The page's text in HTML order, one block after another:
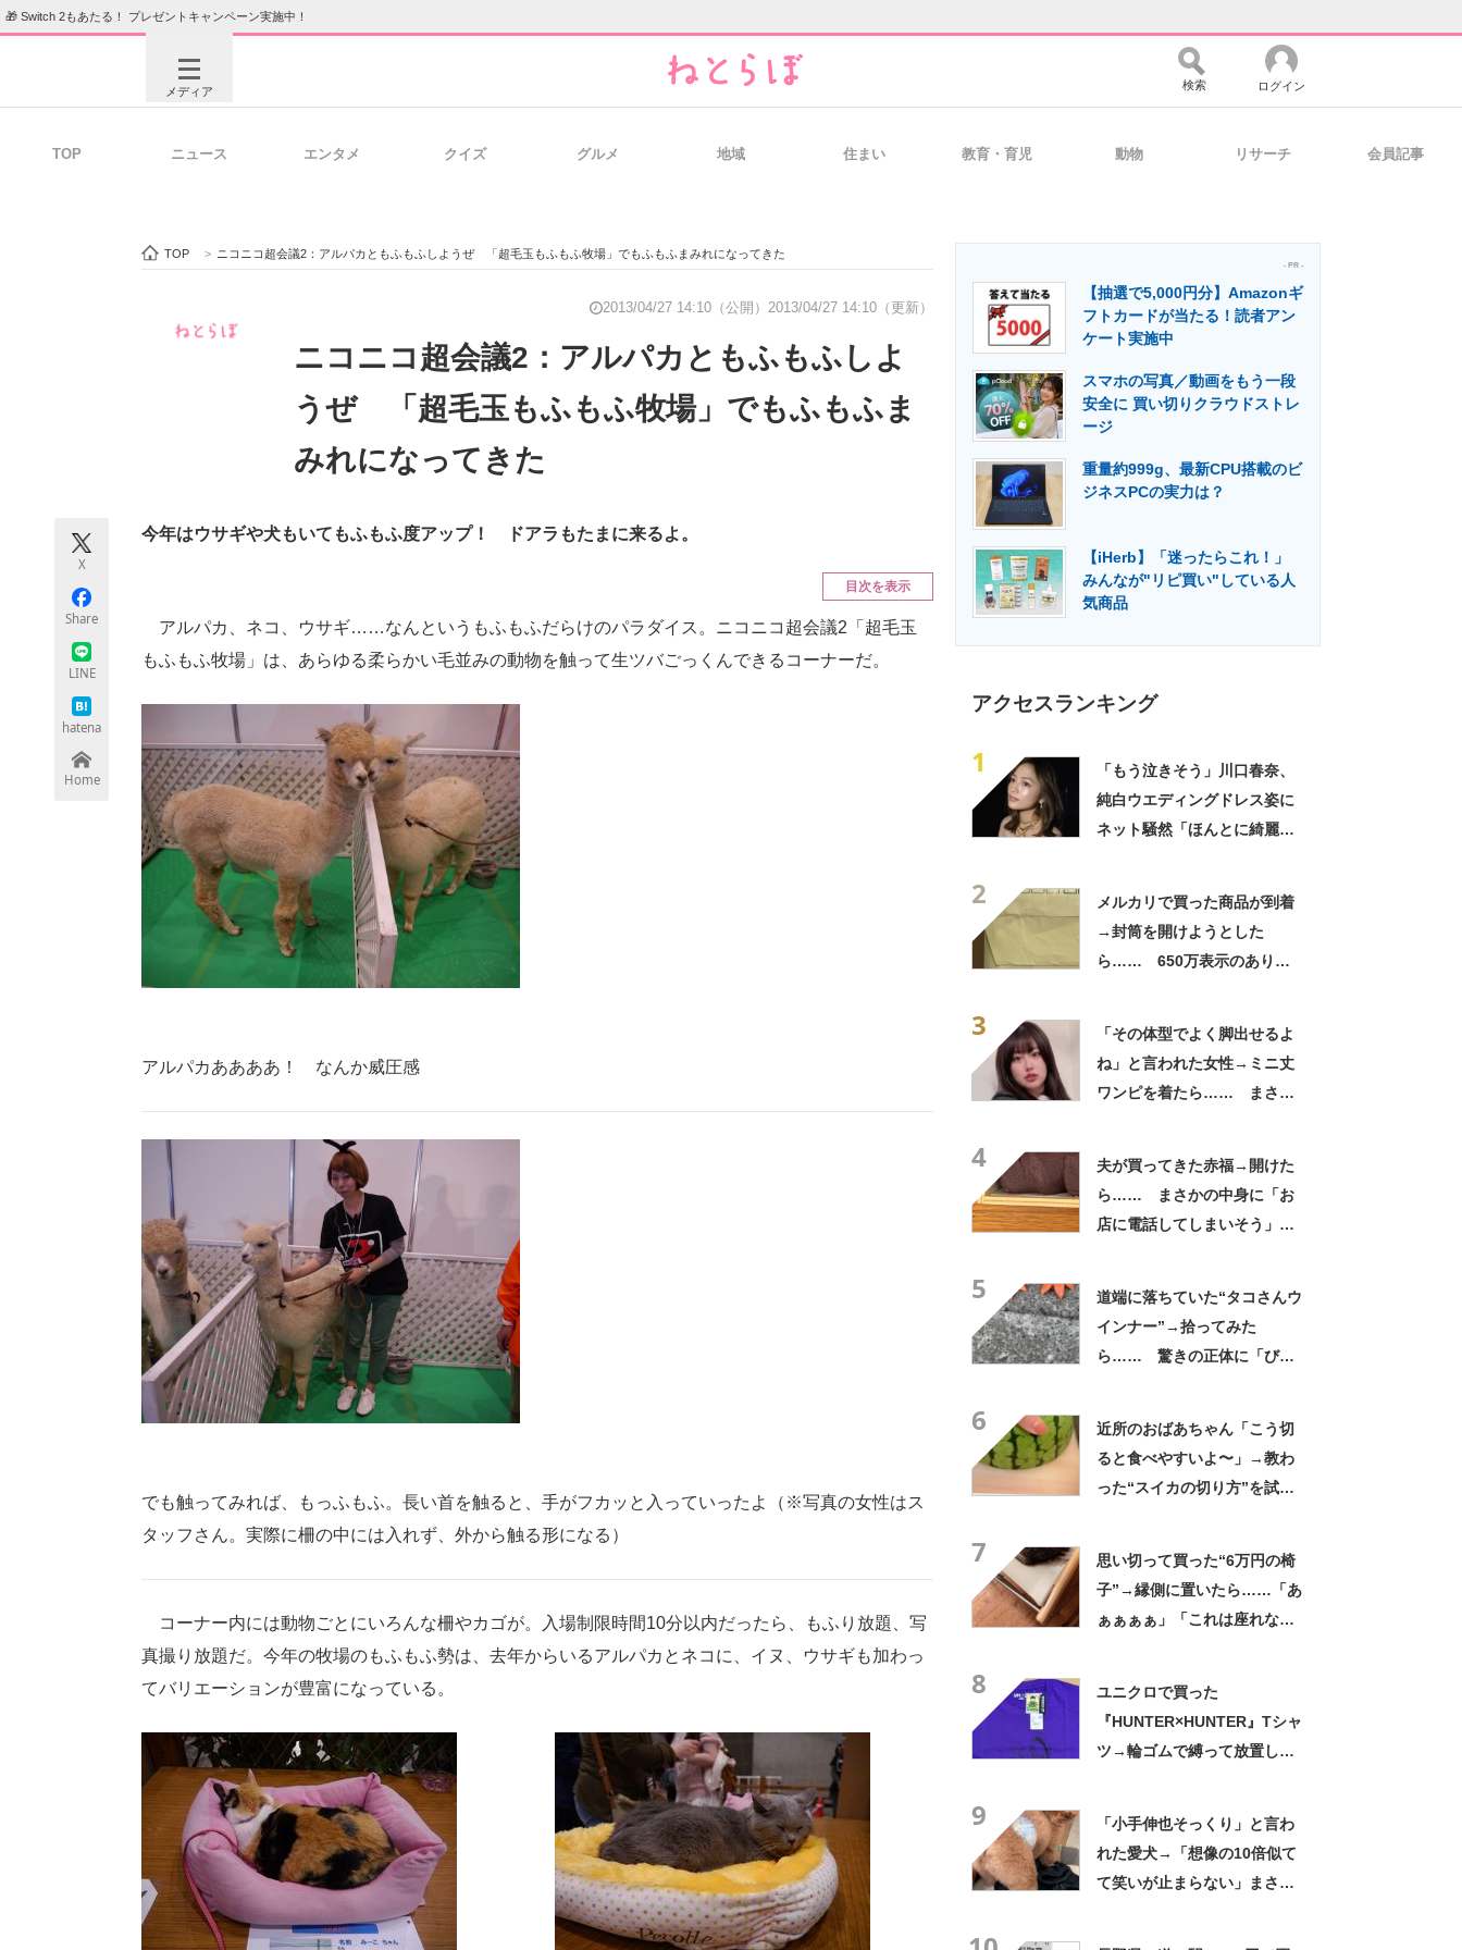
🎁 Switch 2もあたる！ プレゼントキャンペーン実施中！
メディア
経営リーダーのコミュニティ マーケ×ITの今がよく分かる
ITエンジニア向け専門サイト 企業向けIT製品の総合サイト IT製品の技術・比較・事例 製造業のIT導入・活用を支援
エネルギーの専門メディア 建設×テクノロジーの最前線
検索 ログイン
TOP ニュース エンタメ クイズ グルメ 地域 住まい 教育・育児 動物 リサーチ 会員記事
TOP > ニコニコ超会議2：アルパカともふもふしようぜ 「超毛玉もふもふ牧場」でもふもふまみれになってきた
2013/04/27 14:10（公開） 2013/04/27 14:10（更新）
ニコニコ超会議2：アルパカともふもふしよ
うぜ 「超毛玉もふもふ牧場」でもふもふま
みれになってきた
X
Share
LINE
hatena
Home
今年はウサギや犬もいてもふもふ度アップ！ ドアラもたまに来るよ。
目次を表示
アルパカ、ネコ、ウサギ……なんというもふもふだらけのパラダイス。ニコニコ超会議2「超毛玉
もふもふ牧場」は、あらゆる柔らかい毛並みの動物を触って生ツバごっくんできるコーナーだ。
アルパカああああ！ なんか威圧感
でも触ってみれば、もっふもふ。長い首を触ると、手がフカッと入っていったよ（※写真の女性はス
タッフさん。実際に柵の中には入れず、外から触る形になる）
コーナー内には動物ごとにいろんな柵やカゴが。入場制限時間10分以内だったら、もふり放題、写
真撮り放題だ。今年の牧場のもふもふ勢は、去年からいるアルパカとネコに、イヌ、ウサギも加わっ
てバリエーションが豊富になっている。
- PR -
【抽選で5,000円分】Amazonギ
フトカードが当たる！読者アン
ケート実施中
スマホの写真／動画をもう一段
安全に 買い切りクラウドストレ
ージ
重量約999g、最新CPU搭載のビ
ジネスPCの実力は？
【iHerb】「迷ったらこれ！」
みんなが"リピ買い"している人
気商品
アクセスランキング
1
「もう泣きそう」川口春奈、
純白ウエディングドレス姿に
ネット騒然「ほんとに綺麗」
2
メルカリで買った商品が到着
→封筒を開けようとした
ら…… 650万表示のありえ
3
「その体型でよく脚出せるよ
ね」と言われた女性→ミニ丈
ワンピを着たら…… まさか
4
夫が買ってきた赤福→開けた
ら…… まさかの中身に「お
店に電話してしまいそう」
5
道端に落ちていた“タコさんウ
インナー”→拾ってみた
ら…… 驚きの正体に「びっ
6
近所のおばあちゃん「こう切
ると食べやすいよ〜」→教わ
った“スイカの切り方”を試し
7
思い切って買った“6万円の椅
子”→縁側に置いたら……「あ
ぁぁぁぁ」「これは座れな
8
ユニクロで買った
『HUNTER×HUNTER』Tシャ
ツ→輪ゴムで縛って放置した
9
「小手伸也そっくり」と言わ
れた愛犬→「想像の10倍似て
て笑いが止まらない」まさか